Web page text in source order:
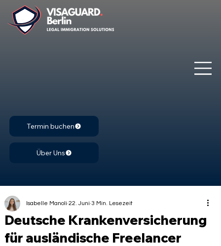
Termin buchen
Über Uns
Deutsche Krankenversicherung
für ausländische Freelancer
Isabelle Manoli 22. Juni 3 Min. Lesezeit